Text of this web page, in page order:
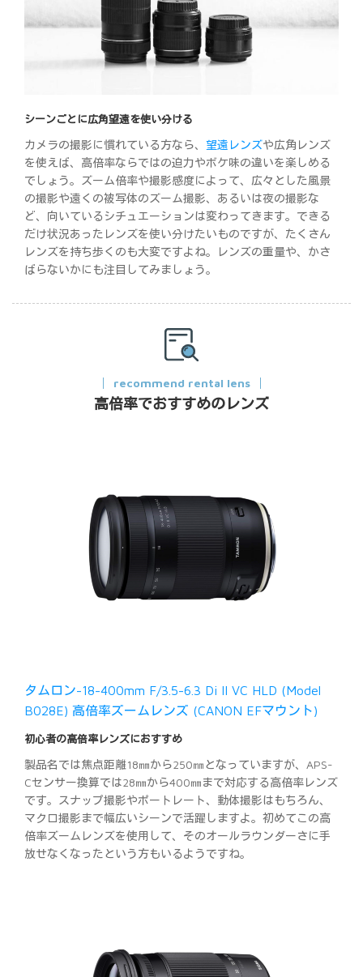
シーンごとに広角望遠を使い分ける
カメラの撮影に慣れている方なら、 望遠レンズや広角レンズ
を使えば、高倍率ならではの迫力やボケ味の違いを楽しめる
でしょう。ズーム倍率や撮影感度によって、広々とした風景
の撮影や遠くの被写体のズーム撮影、あるいは夜の撮影な
ど、向いているシチュエーションは変わってきます。できる
だけ状況あったレンズを使い分けたいものですが、たくさん
レンズを持ち歩くのも大変ですよね。レンズの重量や、かさ
ばらないかにも注目してみましょう。
recommend rental lens
高倍率でおすすめのレンズ
タムロン-18-400mm F/3.5-6.3 Di II VC HLD (Model
B028E) 高倍率ズームレンズ (CANON EFマウント)
初心者の高倍率レンズにおすすめ
製品名では焦点距離18㎜から250㎜となっていますが、APS-
Cセンサー換算では28㎜から400㎜まで対応する高倍率レンズ
です。スナップ撮影やポートレート、動体撮影はもちろん、
マクロ撮影まで幅広いシーンで活躍しますよ。初めてこの高
倍率ズームレンズを使用して、そのオールラウンダーさに手
放せなくなったという方もいるようですね。